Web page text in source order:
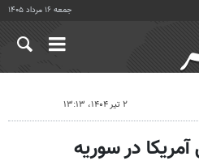
جمعه ۱۶ مرداد ۱۴۰۵
۲ تیر ۱۴۰۴، ۱۳:۱۳
در سوریه